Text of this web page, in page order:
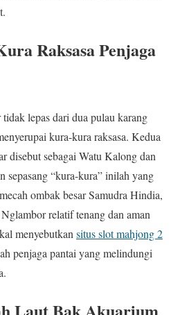
Raksasa Penjaga
lepas dari dua pulau karang
kura-kura raksasa. Kedua
disebut sebagai Watu Kalong dan
sepasang “kura-kura” inilah yang
ombak besar Samudra Hindia,
relatif tenang dan aman
menyebutkan situs slot mahjong 2
penjaga pantai yang melindungi